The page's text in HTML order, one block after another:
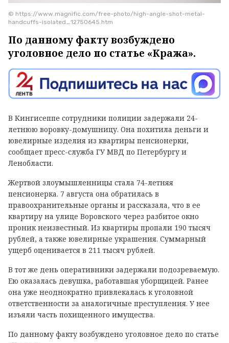
© https://www.magnific.com/free-photo/high-angle-shot-metal-
handcuffs-isolated_12750645.htm
По данному факту возбуждено
уголовное дело по статье «Кража».
В Кингисеппе сотрудники полиции задержали 24-
летнюю воровку-домушницу. Она похитила деньги и
ювелирные изделия из квартиры пенсионерки,
сообщает пресс-служба ГУ МВД по Петербургу и
Ленобласти.
Жертвой злоумышленницы стала 74-летняя
пенсионерка. 7 августа она обратилась в
правоохранительные органы и рассказала, что в ее
квартиру на улице Воровского через разбитое окно
проник неизвестный. Из квартиры пропали 190 тысяч
рублей, а также ювелирные украшения. Суммарный
ущерб оценивается в 211 тысяч рублей.
В тот же день оперативники задержали подозреваемую.
Ею оказалась девушка, работавшая уборщицей. Ранее
она уже неоднократно привлекалась к уголовной
ответственности за аналогичные преступления. У нее
изъяли часть похищенного имущества.
По данному факту возбуждено уголовное дело по статье